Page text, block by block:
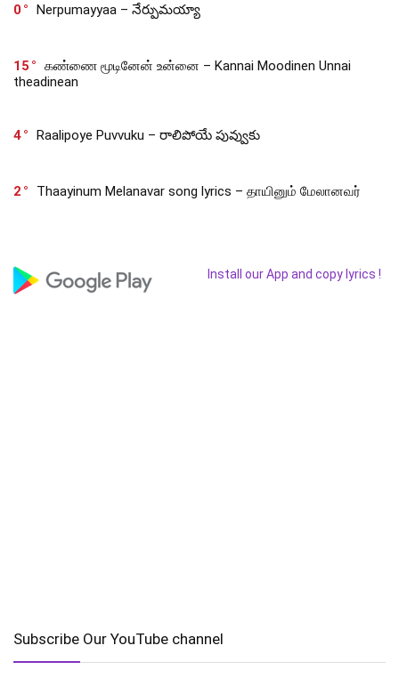
0 Nerpumayyaa – నేర్పుమయ్యా
15
கண்ணை மூடினேன் உன்னை – Kannai Moodinen Unnai
theadinean
4 Raalipoye Puvvuku – రాలిపోయే పువ్వుకు
2 Thaayinum Melanavar song lyrics – தாயினும் மேலானவர்
Install our App and copy lyrics !
Subscribe Our YouTube channel